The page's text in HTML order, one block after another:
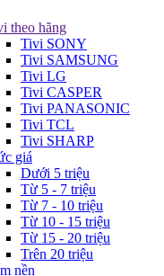
theo hãng
Tivi SONY
Tivi SAMSUNG
Tivi LG
Tivi CASPER
Tivi PANASONIC
Tivi TCL
Tivi SHARP
giá
Dưới 5 triệu
Từ 5 - 7 triệu
Từ 7 - 10 triệu
Từ 10 - 15 triệu
Từ 15 - 20 triệu
Trên 20 triệu
nền